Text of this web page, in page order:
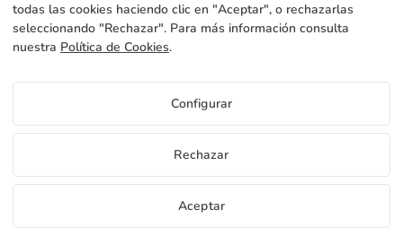
Fabrik info@adivin.com
Om du vill veta priserna Tälttillbehör få tillgång till
Se pris för distributörer
Blog
Produktion och frakt
FAQs
Juridiskt meddelande
Allmänna bestämmelser och villkor
Policy för cookies
Integritetspolicy
SE
C/ Generación 46-48 P.I. La Huertecilla 29196 Málaga Schweiz | S.A CIF
A93349777
todas las cookies haciendo clic en "Aceptar", o rechazarlas
seleccionando "Rechazar". Para más información consulta
nuestra Política de Cookies.
Configurar
Rechazar
Aceptar